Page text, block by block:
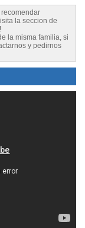
recomendar
la seccion de
la misma familia, si
y pedirnos